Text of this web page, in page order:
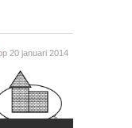
20 januari 2014